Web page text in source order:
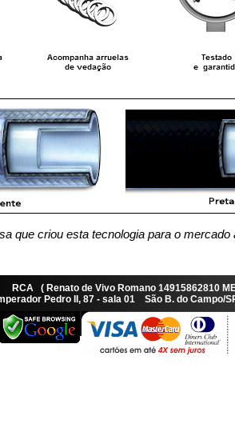
que criou esta tecnologia para o
RCA ( Renato de Vivo Romano
Pedro II, 87 - sala 01 São B. do